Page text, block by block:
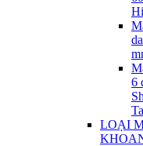
6
LOẠI